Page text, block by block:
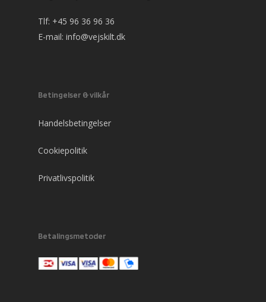
Tlf: +45 96 36 96 36
E-mail: info@vejskilt.dk
Betingelser & vilkår
Handelsbetingelser
Cookiepolitik
Privatlivspolitik
Betalingsmetoder